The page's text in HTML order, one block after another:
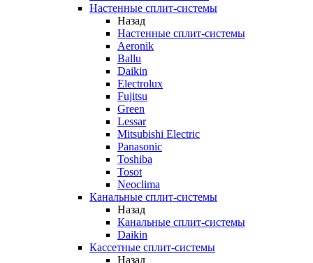
Настенные сплит-системы
Назад
Настенные сплит-системы
Aeronik
Ballu
Daikin
Electrolux
Fujitsu
Green
Lessar
Mitsubishi Electric
Panasonic
Toshiba
Tosot
Neoclima
Канальные сплит-системы
Назад
Канальные сплит-системы
Daikin
Кассетные сплит-системы
Назад